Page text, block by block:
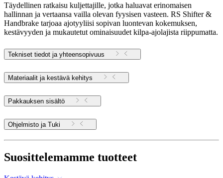
Täydellinen ratkaisu kuljettajille, jotka haluavat erinomaisen
hallinnan ja vertaansa vailla olevan fyysisen vasteen. RS Shifter &
Handbrake tarjoaa ajotyyliisi sopivan luontevan kokemuksen,
kestävyyden ja mukautetut ominaisuudet kilpa-ajolajista riippumatta.
Tekniset tiedot ja yhteensopivuus
Materiaalit ja kestävä kehitys
Pakkauksen sisältö
Ohjelmisto ja Tuki
Suosittelemamme tuotteet